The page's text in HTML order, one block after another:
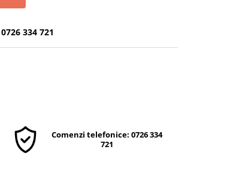
0726 334 721
Comenzi telefonice: 0726 334
721